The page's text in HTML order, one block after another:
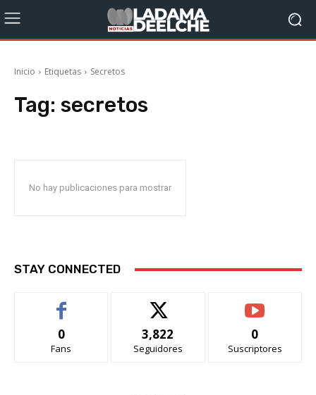
Inicio Etiquetas Secretos
Tag: secretos
No hay publicaciones para mostrar
STAY CONNECTED
0
Fans
3,822
Seguidores
0
Suscriptores